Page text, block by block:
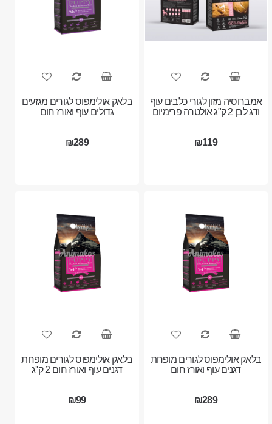
אמברוסיה מזון לגורי כלבים עוף
ודג לבן 2 ק"ג אולטרה פרימיום
₪119
בלאק אולימפוס לגורים מגזעים
גדולים עוף ואורז חום
₪289
בלאק אולימפוס לגורים מופחת
דגנים עוף ואורז חום
₪289
בלאק אולימפוס לגורים מופחת
דגנים עוף ואורז חום 2 ק''ג
₪99